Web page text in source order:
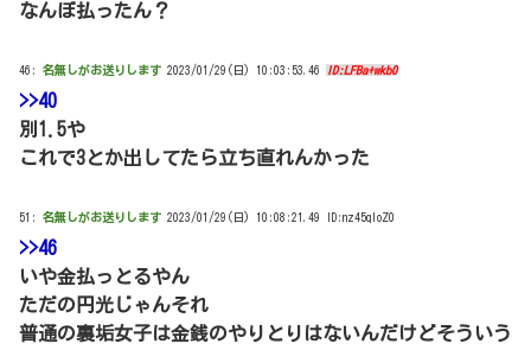
なんぼ払ったん？
46: 名無しがお送りします 2023/01/29(日) 10:03:53.46 ID:LFBa+wkb0
>>40
別1.5や
これで3とか出してたら立ち直れんかった
51: 名無しがお送りします 2023/01/29(日) 10:08:21.49 ID:nz45qIoZ0
>>46
いや金払っとるやん
ただの円光じゃんそれ
普通の裏垢女子は金銭のやりとりはないんだけどそういう